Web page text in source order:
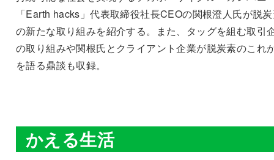
「Earth hacks」代表取締役社長CEOの関根澄人氏が脱
の新たな取り組みを紹介する。また、タッグを組む取引
の取り組みや関根氏とクライアント企業が脱炭素のこれ
を語る鼎談も収録。
かえる生活